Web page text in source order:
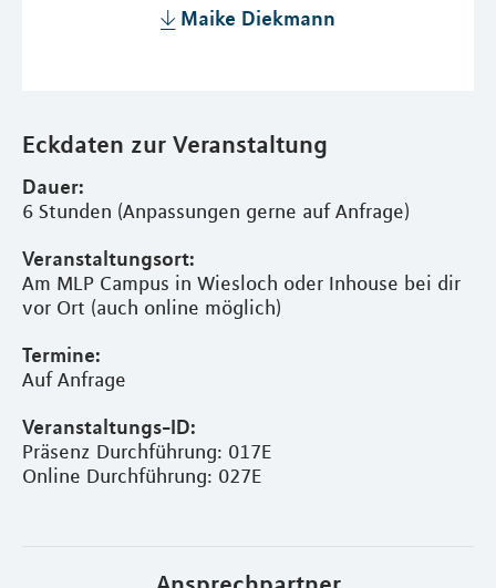
Maike Diekmann
Eckdaten zur Veranstaltung
Dauer:
6 Stunden (Anpassungen gerne auf Anfrage)
Veranstaltungsort:
Am MLP Campus in Wiesloch oder Inhouse bei dir
vor Ort (auch online möglich)
Termine:
Auf Anfrage
Veranstaltungs-ID:
Präsenz Durchführung: 017E
Online Durchführung: 027E